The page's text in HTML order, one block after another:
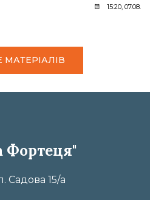
15:20,
МАТЕРІАЛІВ
Фортеця"
Садова 15/а